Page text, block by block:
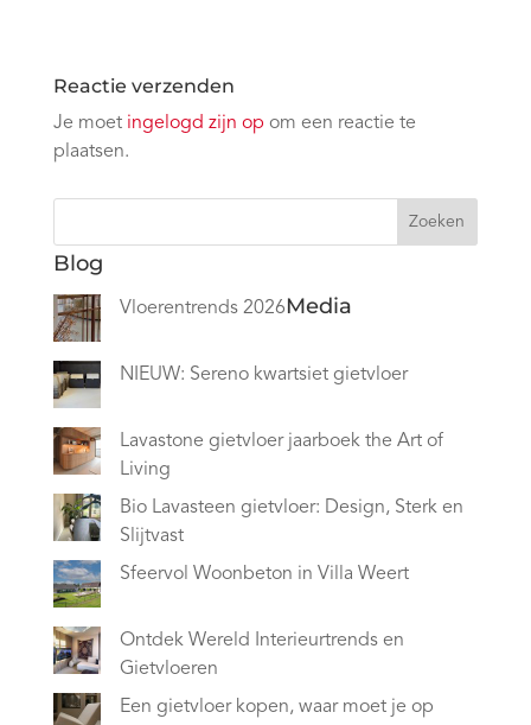
Reactie verzenden
Je moet ingelogd zijn op om een reactie te
plaatsen.
Zoeken
Blog
Vloerentrends 2026
NIEUW: Sereno kwartsiet gietvloer
Lavastone gietvloer jaarboek the Art of
Living
Bio Lavasteen gietvloer: Design, Sterk en
Slijtvast
Sfeervol Woonbeton in Villa Weert
Ontdek Wereld Interieurtrends en
Gietvloeren
Een gietvloer kopen, waar moet je op
Media